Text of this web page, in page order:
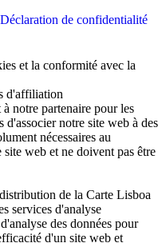
Déclaration de confidentialité
et la conformité avec la
d'affiliation
notre partenaire pour les
d'associer notre site web à des
nécessaires au
web et ne doivent pas être
de la Carte Lisboa
services d'analyse
des données pour
d'un site web et